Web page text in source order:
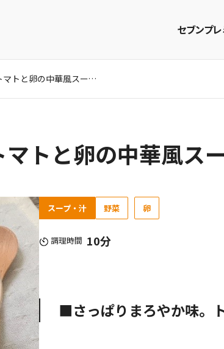
セブンプ
簡単おいしい！「トマトと卵の中華風スープ」のつくり方
トと卵の中華風ス
スープ・汁 野菜 卵
調理時間 10分
■さっぱりまろやか味。